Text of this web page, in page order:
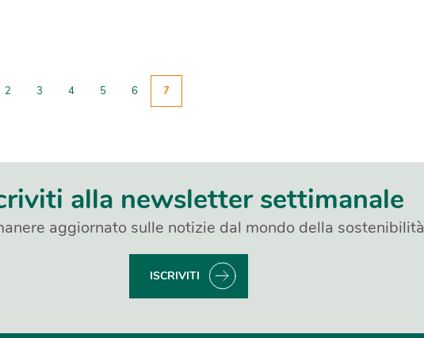
2 3 4 5 6 7
alla newsletter settimanale
aggiornato sulle notizie dal mondo della sostenibilità
ISCRIVITI